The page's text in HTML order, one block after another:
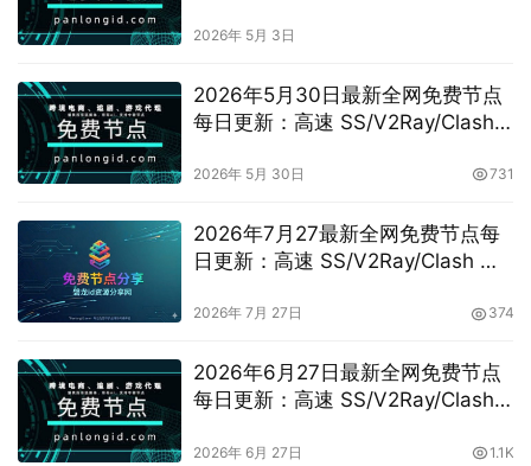
2026年 5月 3日
2026年5月30日最新全网免费节点
每日更新：高速 SS/V2Ray/Clash
vless/shadowrocket/trojan/vmess
2026年 5月 30日 731
2026年7月27最新全网免费节点每
日更新：高速 SS/V2Ray/Clash 订
vless/shadowrocket/trojan/vmess
2026年 7月 27日 374
2026年6月27日最新全网免费节点
每日更新：高速 SS/V2Ray/Clash
vless/shadowrocket/trojan/vmess
2026年 6月 27日 1.1K